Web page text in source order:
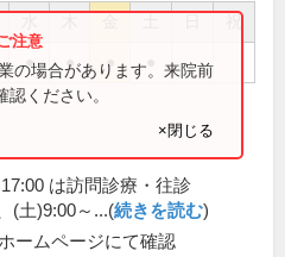
祝
● ● ●
の場合があります。来院前
ください。
×閉じる
は訪問診療・往診
(土)9:00～...(続きを読む)
ームページにて確認